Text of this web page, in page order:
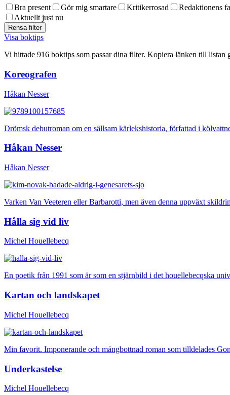
Bra present
Gör mig smartare Kritikerrosad Redaktionens
Aktuellt just nu
Visa boktips
Vi hittade 916 boktips som passar dina filter. Kopiera länken till listan
Koreografen
Håkan Nesser
Drömsk debutroman om en sällsam kärlekshistoria, författad i
Håkan Nesser
Håkan Nesser
Varken Van Veeteren eller Barbarotti, men även denna uppväxt
Hålla sig vid liv
Michel Houellebecq
En poetik från 1991 som är som en stjärnbild i det houellebecqska
Kartan och landskapet
Michel Houellebecq
Min favorit. Imponerande och mångbottnad roman som tilldelades
Underkastelse
Michel Houellebecq